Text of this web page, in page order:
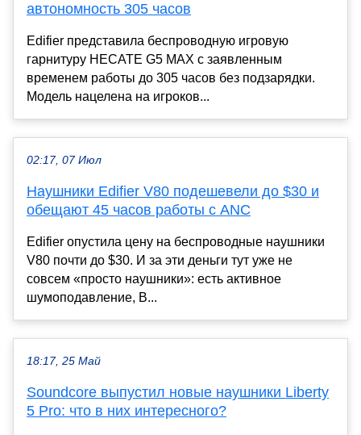
автономность 305 часов
Edifier представила беспроводную игровую
гарнитуру HECATE G5 MAX с заявленным
временем работы до 305 часов без подзарядки.
Модель нацелена на игроков...
02:17, 07 Июл
Наушники Edifier V80 подешевели до $30 и
обещают 45 часов работы с ANC
Edifier опустила цену на беспроводные наушники
V80 почти до $30. И за эти деньги тут уже не
совсем «просто наушники»: есть активное
шумоподавление, B...
18:17, 25 Май
Soundcore выпустил новые наушники Liberty
5 Pro: что в них интересного?